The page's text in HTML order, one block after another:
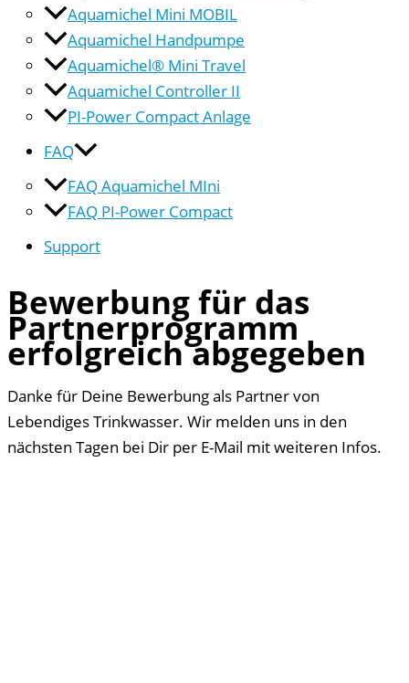
Aquamichel Mini MOBIL
Aquamichel Handpumpe
Aquamichel® Mini Travel
Aquamichel Controller II
PI-Power Compact Anlage
FAQ
FAQ Aquamichel MIni
FAQ PI-Power Compact
Support
Bewerbung für das
Partnerprogramm
erfolgreich abgegeben
Danke für Deine Bewerbung als Partner von
Lebendiges Trinkwasser. Wir melden uns in den
nächsten Tagen bei Dir per E-Mail mit weiteren Infos.